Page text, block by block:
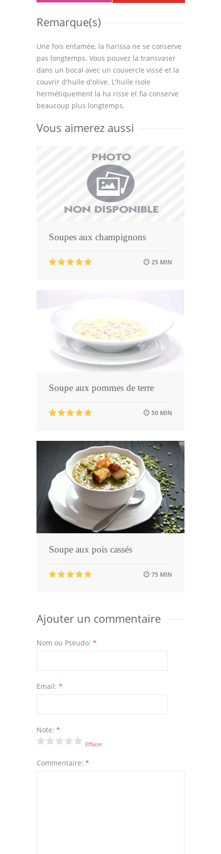
Remarque(s)
Une fois entamée, la harissa ne se conserve
pas longtemps. Vous pouvez la transvaser
dans un bocal avec un couvercle vissé et la
couvrir d'huile d'olive. L'huile isole
hermétiquement la ha risse et fia conserve
beaucoup plus longtemps.
Vous aimerez aussi
Soupes aux champignons
25 MIN
Soupe aux pommes de terre
50 MIN
Soupe aux pois cassés
75 MIN
Ajouter un commentaire
Nom ou Pseudo: *
Email: *
Note: *
Effacer
Commentaire: *